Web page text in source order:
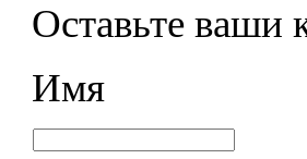
Оставьте ваши
Имя